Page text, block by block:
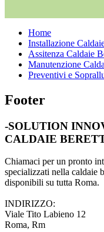
Home
Installazione
Assitenza Caldaie
Manutenzione
Preventivi e
Footer
-SOLUTION
CALDAIE
Chiamaci per un pronto
specializzati nella caldaie
disponibili su tutta Roma.
INDIRIZZO:
Viale Tito Labieno 12
Roma, Rm